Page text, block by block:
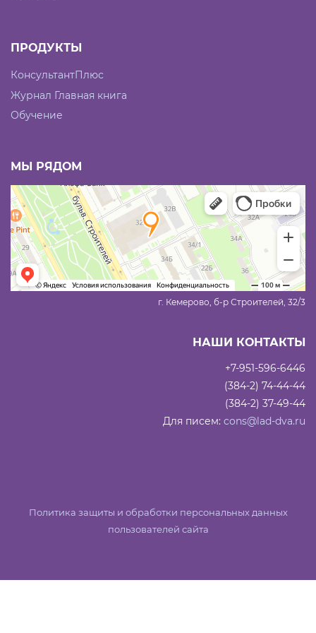
ПРОДУКТЫ
КонсультантПлюс
Журнал Главная книга
Обучение
МЫ РЯДОМ
г. Кемерово, б-р Строителей, 32/3
НАШИ КОНТАКТЫ
+7-951-596-6446
(384-2) 74-44-44
(384-2) 37-49-44
Для писем: cons@lad-dva.ru
Политика защиты и обработки персональных данных
пользователей сайта